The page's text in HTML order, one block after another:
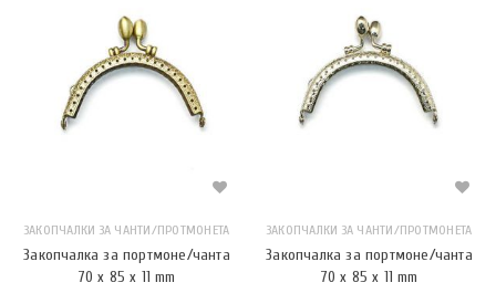
ЗАКОПЧАЛКИ ЗА ЧАНТИ/ПРОТМОНЕТА
Закопчалка за портмоне/чанта
70 x 85 x 11 mm
ЗАКОПЧАЛКИ ЗА ЧАНТИ/ПРОТМОНЕТА
Закопчалка за портмоне/чанта
70 x 85 x 11 mm